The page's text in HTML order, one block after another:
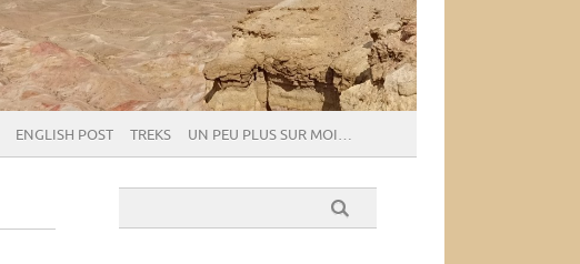
ENGLISH POST TREKS UN PEU PLUS SUR MOI…